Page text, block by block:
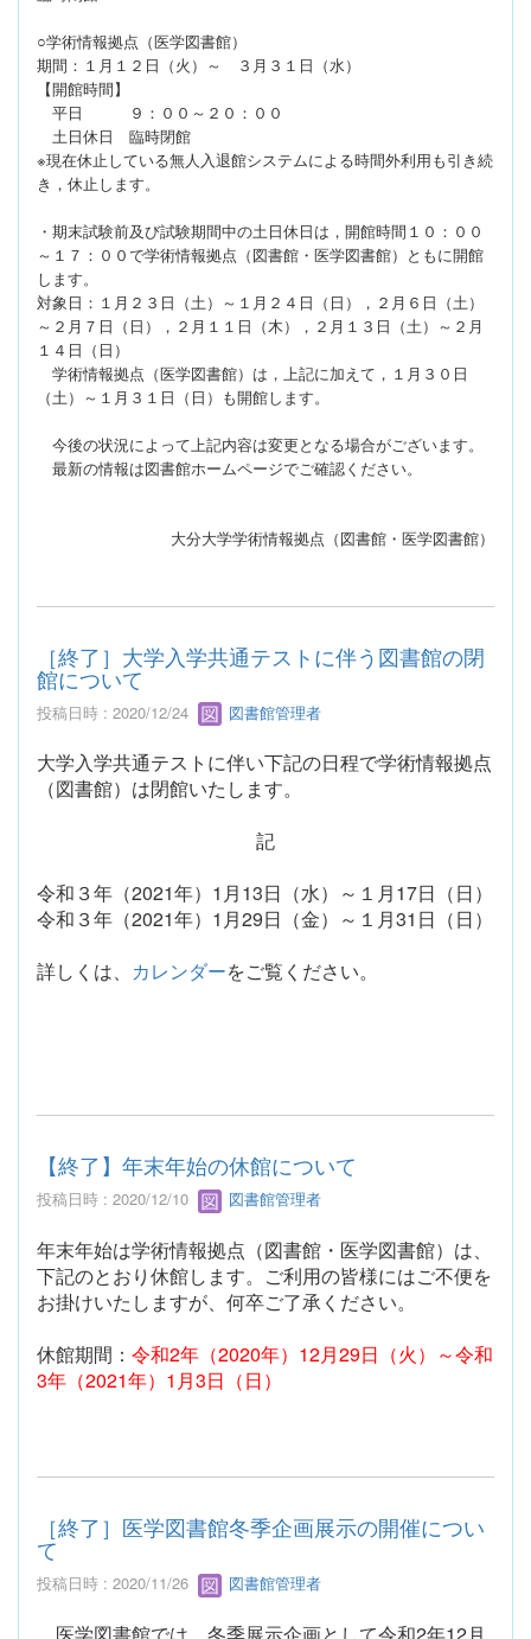
○学術情報拠点（医学図書館）
期間：１月１２日（火）～ ３月３１日（水）
【開館時間】
平日 ９：００～２０：００
土日休日 臨時閉館
※現在休止している無人入退館システムによる時間外利用も引き続
き，休止します。
・期末試験前及び試験期間中の土日休日は，開館時間１０：００
～１７：００で学術情報拠点（図書館・医学図書館）ともに開館
します。
対象日：１月２３日（土）～１月２４日（日），２月６日（土）
～２月７日（日），２月１１日（木），２月１３日（土）～２月
１４日（日）
学術情報拠点（医学図書館）は，上記に加えて，１月３０日
（土）～１月３１日（日）も開館します。
今後の状況によって上記内容は変更となる場合がございます。
最新の情報は図書館ホームページでご確認ください。
大分大学学術情報拠点（図書館・医学図書館）
［終了］大学入学共通テストに伴う図書館の閉
館について
投稿日時 : 2020/12/24 図書館管理者
大学入学共通テストに伴い下記の日程で学術情報拠点
（図書館）は閉館いたします。
記
令和３年（2021年）1月13日（水）～１月17日（日）
令和３年（2021年）1月29日（金）～１月31日（日）
詳しくは、 カレンダーをご覧ください。
【終了】年末年始の休館について
投稿日時 : 2020/12/10 図書館管理者
年末年始は学術情報拠点（図書館・医学図書館）は、
下記のとおり休館します。ご利用の皆様にはご不便を
お掛けいたしますが、何卒ご了承ください。
休館期間： 令和2年（2020年）12月29日（火）～令和
3年（2021年）1月3日（日）
［終了］医学図書館冬季企画展示の開催につい
て
投稿日時 : 2020/11/26 図書館管理者
医学図書館では、冬季展示企画として令和2年12月